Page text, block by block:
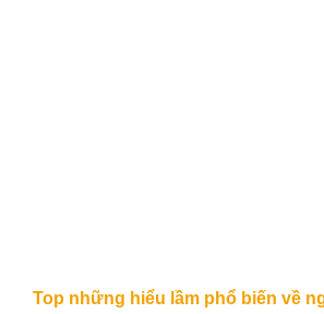
Top những hiểu lầm phổ biến về